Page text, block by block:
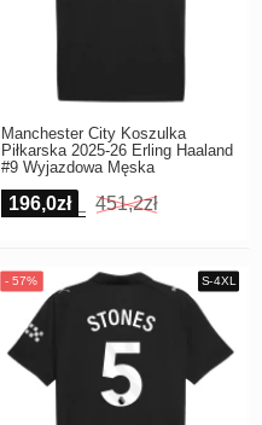
Manchester City Koszulka
Piłkarska 2025-26 Erling Haaland
#9 Wyjazdowa Męska
196,0zł 451,2zł